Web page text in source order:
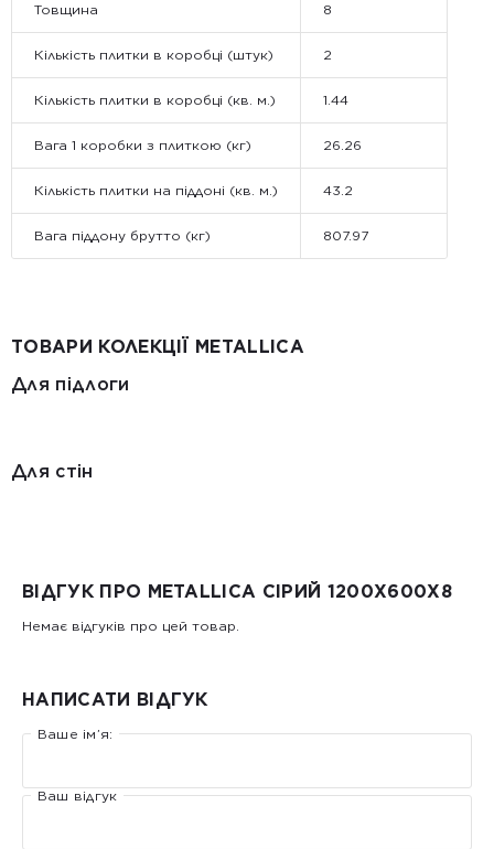
Товщина 8
Кількість плитки в коробці (штук) 2
Кількість плитки в коробці (кв. м.) 1.44
Вага 1 коробки з плиткою (кг) 26.26
Кількість плитки на піддоні (кв. м.) 43.2
Вага піддону брутто (кг) 807.97
ТОВАРИ КОЛЕКЦІЇ METALLICA
Для підлоги
Для стін
ВІДГУК ПРО METALLICA СІРИЙ 1200Х600Х8
Немає відгуків про цей товар.
НАПИСАТИ ВІДГУК
Ваше ім’я:
Ваш відгук